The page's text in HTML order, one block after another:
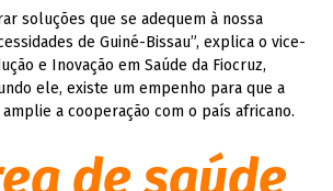
soluções que se adequem à nossa
de Guiné-Bissau”, explica o vice-
e Inovação em Saúde da Fiocruz,
ele, existe um empenho para que a
a cooperação com o país africano.
de saúde